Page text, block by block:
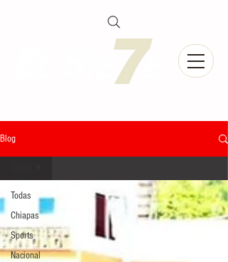
Blog
Todas
Chiapas
Sports
Nacional